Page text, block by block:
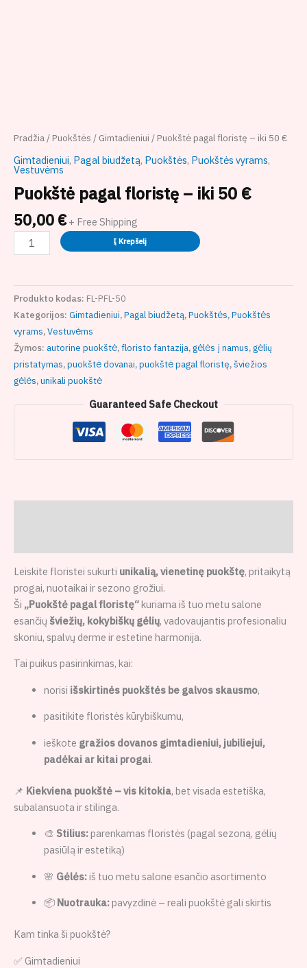
Pradžia /Puokštės / Gimtadieniui / Puokštė pagal floristę – iki 50 €
Gimtadieniui, Pagal biudžetą, Puokštės, Puokštės vyrams,
Vestuvėms
Puokštė pagal floristę – iki 50 €
50,00 € + Free Shipping
Į Krepšelį
Produkto kodas: FL-PFL-50
Kategorijos: Gimtadieniui,Pagal biudžetą,Puokštės,Puokštės
vyrams,Vestuvėms
Žymos: autorine puokštė,floristo fantazija,gėlės į namus,gėlių
pristatymas,puokštė dovanai,puokštė pagal floristę,šviežios
gėlės,unikali puokštė
Guaranteed Safe Checkout
Leiskite floristei sukurti unikalią, vienetinę puokštę, pritaikytą
progai, nuotaikai ir sezono grožiui.
Ši „Puokštė pagal floristę“kuriama iš tuo metu salone
esančių šviežių, kokybiškų gėlių, vadovaujantis profesionaliu
skoniu, spalvų derme ir estetine harmonija.
Tai puikus pasirinkimas, kai:
norisi išskirtinės puokštės be galvos skausmo,
pasitikite floristės kūrybiškumu,
ieškote gražios dovanos gimtadieniui, jubiliejui,
padėkai ar kitai progai.
📌 Kiekviena puokštė – vis kitokia, bet visada estetiška,
subalansuota ir stilinga.
🎨 Stilius:parenkamas floristės (pagal sezoną, gėlių
pasiūlą ir estetiką)
🌸 Gėlės:iš tuo metu salone esančio asortimento
📦 Nuotrauka:pavyzdinė – reali puokštė gali skirtis
Kam tinka ši puokštė?
✅ Gimtadieniui